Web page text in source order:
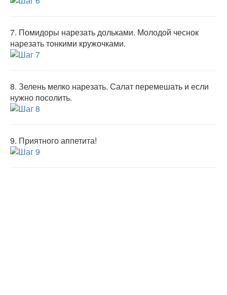
7. Помидоры нарезать дольками. Молодой чеснок
нарезать тонкими кружочками.
8. Зелень мелко нарезать. Салат перемешать и если
нужно посолить.
9. Приятного аппетита!